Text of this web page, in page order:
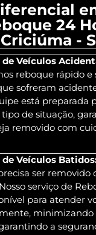
24
Criciúma -
de Veículos
reboque rápido e
sofreram
está preparada
de situação,
removido com
de Veículos
ser removido
serviço de
para atender
minimizando
a